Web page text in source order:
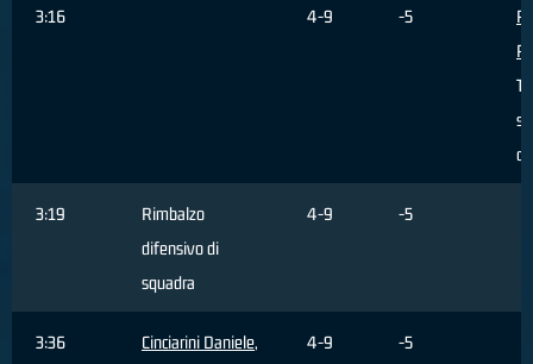
3:16 4-9 -5
3:19
Rimbalzo
difensivo di
squadra
4-9 -5
3:36 Cinciarini Daniele,
4-9 -5